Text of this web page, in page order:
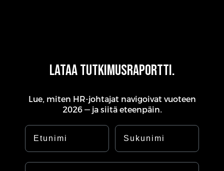
Lataa tutkimusraportti.
Lue, miten HR-johtajat navigoivat vuoteen
2026 — ja siitä eteenpäin.
Etunimi Sukunimi
Sähköposti